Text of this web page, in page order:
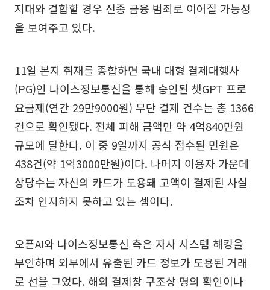
지대와 결합할 경우 신종 금융 범죄로 이어질 가능성
을 보여주고 있다.
11일 본지 취재를 종합하면 국내 대형 결제대행사
(PG)인 나이스정보통신을 통해 승인된 챗GPT 프로
요금제(연간 29만9000원) 무단 결제 건수는 총 1366
건으로 확인됐다. 전체 피해 금액만 약 4억840만원
규모에 달한다. 이 중 9일까지 공식 접수된 민원은
438건(약 1억3000만원)이다. 나머지 이용자 가운데
상당수는 자신의 카드가 도용돼 고액이 결제된 사실
조차 인지하지 못하고 있는 셈이다.
오픈AI와 나이스정보통신 측은 자사 시스템 해킹을
부인하며 외부에서 유출된 카드 정보가 도용된 거래
로 선을 그었다. 해외 결제창 구조상 명의 확인이나